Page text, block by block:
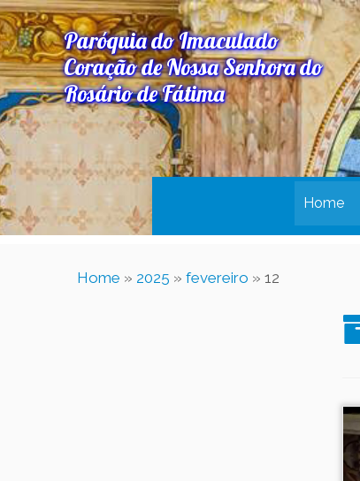
Paróquia do Imaculado
Coração de Nossa Senhora do
Rosário de Fátima
Home
Home » 2025 » fevereiro » 12